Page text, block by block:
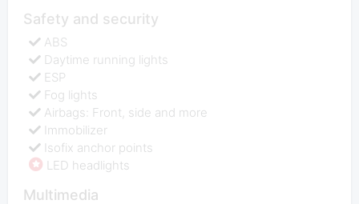
Safety and security
ABS
Daytime running lights
ESP
Fog lights
Airbags: Front, side and more
Immobilizer
Isofix anchor points
LED headlights
Multimedia